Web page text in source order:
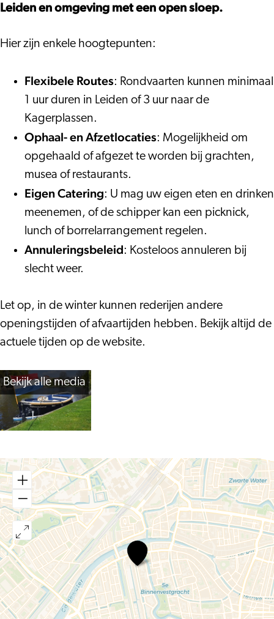
Leiden en omgeving met een open sloep.
Hier zijn enkele hoogtepunten:
Flexibele Routes: Rondvaarten kunnen minimaal
1 uur duren in Leiden of 3 uur naar de
Kagerplassen.
Ophaal- en Afzetlocaties: Mogelijkheid om
opgehaald of afgezet te worden bij grachten,
musea of restaurants.
Eigen Catering: U mag uw eigen eten en drinken
meenemen, of de schipper kan een picknick,
lunch of borrelarrangement regelen.
Annuleringsbeleid: Kosteloos annuleren bij
slecht weer.
Let op, in de winter kunnen rederijen andere
openingstijden of afvaartijden hebben. Bekijk altijd de
actuele tijden op de website.
Bekijk alle media
Leiden
Water
Tours